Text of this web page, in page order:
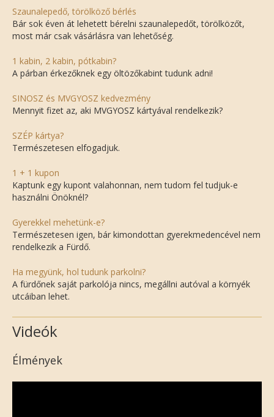
Szaunalepedő, törölköző bérlés
Bár sok éven át lehetett bérelni szaunalepedőt, törölközőt,
most már csak vásárlásra van lehetőség.
1 kabin, 2 kabin, pótkabin?
A párban érkezőknek egy öltözőkabint tudunk adni!
SINOSZ és MVGYOSZ kedvezmény
Mennyit fizet az, aki MVGYOSZ kártyával rendelkezik?
SZÉP kártya?
Természetesen elfogadjuk.
1 + 1 kupon
Kaptunk egy kupont valahonnan, nem tudom fel tudjuk-e
használni Önöknél?
Gyerekkel mehetünk-e?
Természetesen igen, bár kimondottan gyerekmedencével nem
rendelkezik a Fürdő.
Ha megyünk, hol tudunk parkolni?
A fürdőnek saját parkolója nincs, megállni autóval a környék
utcáiban lehet.
Videók
Élmények